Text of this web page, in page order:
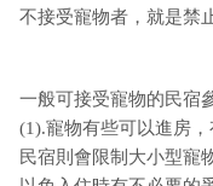
不接受寵物者，就是禁
一般可接受寵物的民宿
(1).寵物有些可以進房
民宿則會限制大小型寵